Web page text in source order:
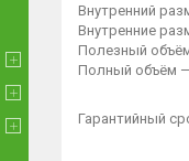
Внутренний
Внутренние
Полезный
Полный объём
Гарантийный